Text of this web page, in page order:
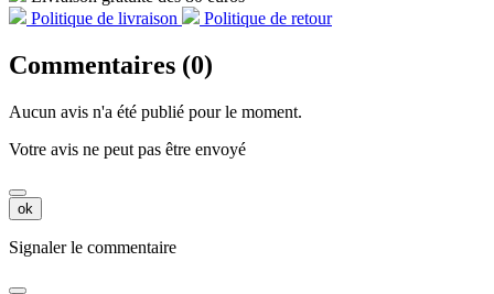
Politique de livraison
Politique de retour
Commentaires (0)
Aucun avis n'a été publié pour le moment.
Votre avis ne peut pas être envoyé
ok
Signaler le commentaire